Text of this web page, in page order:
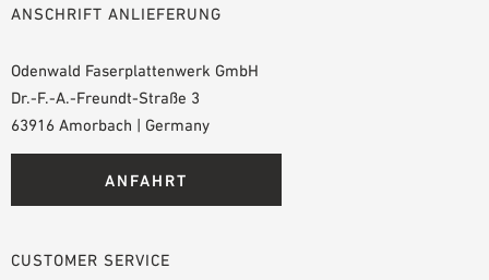
ANSCHRIFT ANLIEFERUNG
Odenwald Faserplattenwerk GmbH
Dr.-F.-A.-Freundt-Straße 3
63916 Amorbach | Germany
ANFAHRT
CUSTOMER SERVICE